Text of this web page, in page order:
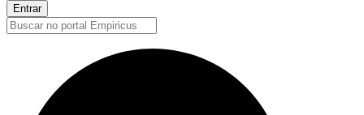
Entrar